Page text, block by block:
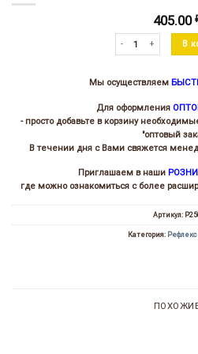
405.00
Количество товара
В
Мы осуществляем
Для оформления
- просто добавьте в корзину
"оптовый
В течении дня с Вами свяжется
Приглашаем в наши
где можно ознакомиться с более
Артикул:
Категория: